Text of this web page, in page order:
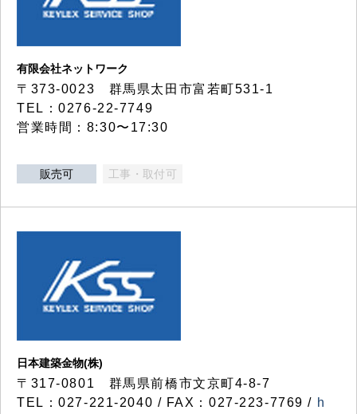
有限会社ネットワーク
〒373-0023 群馬県太田市富若町531-1
TEL：0276-22-7749
営業時間：8:30〜17:30
販売可 工事・取付可
日本建築金物(株)
〒317‐0801 群馬県前橋市文京町4-8-7
TEL：027-221-2040 / FAX：027-223-7769 / h